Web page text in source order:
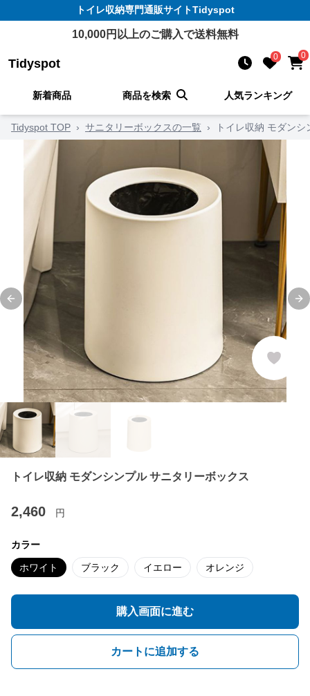
トイレ収納専門通販サイトTidyspot
10,000円以上のご購入で送料無料
Tidyspot 0 0
新着商品 商品を検索 人気ランキング
Tidyspot TOP › サニタリーボックスの一覧 › トイレ収納 モダン
Previous slide
トイレ収納 モダンシンプル サニタリーボックス
2,460 円
カラー
ホワイト ブラック イエロー オレンジ
購入画面に進む
カートに追加する